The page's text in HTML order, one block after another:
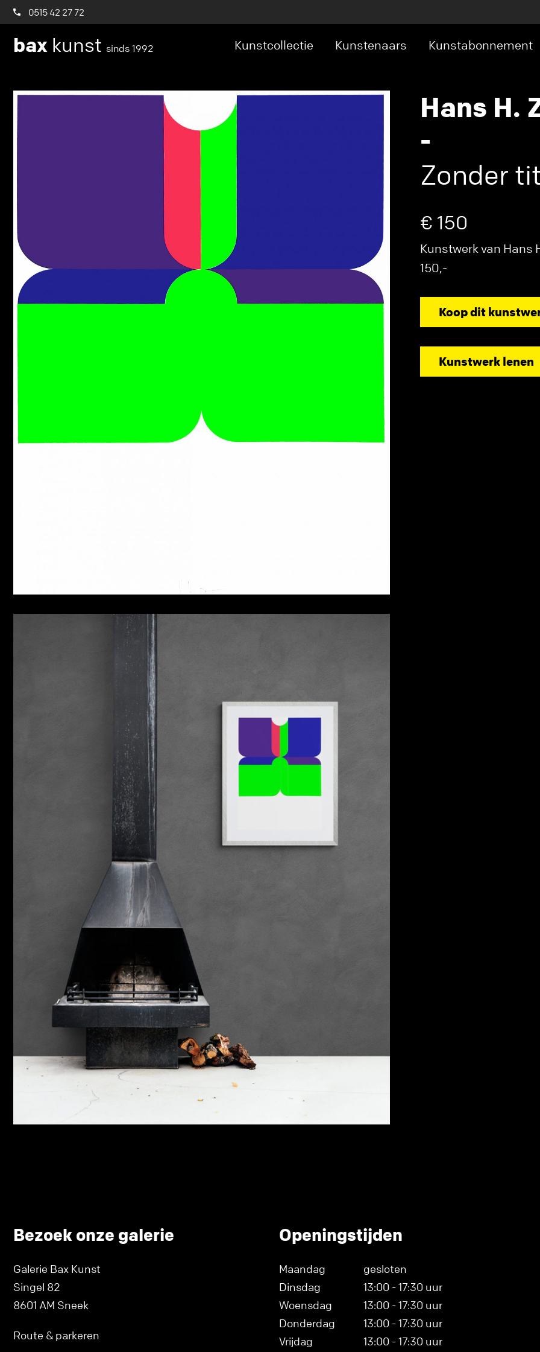
0515 42 27 72
bax kunst sinds 1992 Kunstcollectie Kunstenaars Kunstabonnement
Hans H.
-
Zonder
€ 150
Kunstwerk van Hans
150,-
Koop dit
Kunstwerk lenen
Bezoek onze galerie
Galerie Bax Kunst
Singel 82
8601 AM Sneek
Route & parkeren
Openingstijden
Maandag
gesloten
Dinsdag
13:00 - 17:30 uur
Woensdag
13:00 - 17:30 uur
Donderdag
13:00 - 17:30 uur
Vrijdag
13:00 - 17:30 uur